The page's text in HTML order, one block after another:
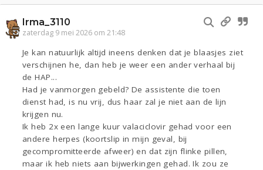
Irma_3110
zaterdag 9 mei 2026 om 21:48
Je kan natuurlijk altijd ineens denken dat je blaasjes ziet
verschijnen he, dan heb je weer een ander verhaal bij
de HAP...
Had je vanmorgen gebeld? De assistente die toen
dienst had, is nu vrij, dus haar zal je niet aan de lijn
krijgen nu.
Ik heb 2x een lange kuur valaciclovir gehad voor een
andere herpes (koortslip in mijn geval, bij
gecompromitteerde afweer) en dat zijn flinke pillen,
maar ik heb niets aan bijwerkingen gehad. Ik zou ze